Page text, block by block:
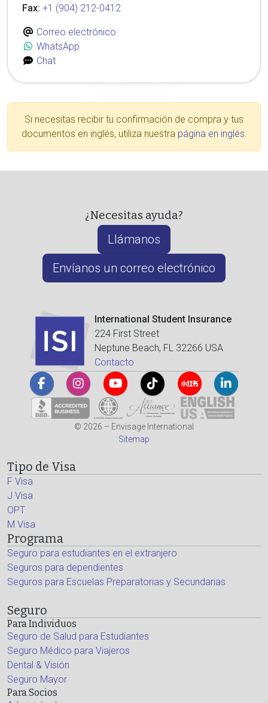
Fax: +1 (904) 212-0412
Correo electrónico
WhatsApp
Chat
Si necesitas recibir tu confirmación de compra y tus
documentos en inglés, utiliza nuestra página en inglés.
¿Necesitas ayuda?
Llámanos
Envíanos un correo electrónico
International Student Insurance
224 First Street
Neptune Beach, FL 32266 USA
Contacto
© 2026 – Envisage International
Sitemap
Tipo de Visa
F Visa
J Visa
OPT
M Visa
Programa
Seguro para estudiantes en el extranjero
Seguros para dependientes
Seguros para Escuelas Preparatorias y Secundarias
Seguro
Para Individuos
Seguro de Salud para Estudiantes
Seguro Médico para Viajeros
Dental & Visión
Seguro Mayor
Para Socios